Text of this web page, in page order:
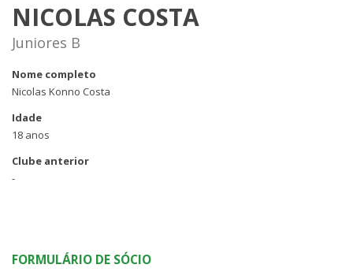
NICOLAS COSTA
Juniores B
Nome completo
Nicolas Konno Costa
Idade
18 anos
Clube anterior
-
FORMULÁRIO DE SÓCIO